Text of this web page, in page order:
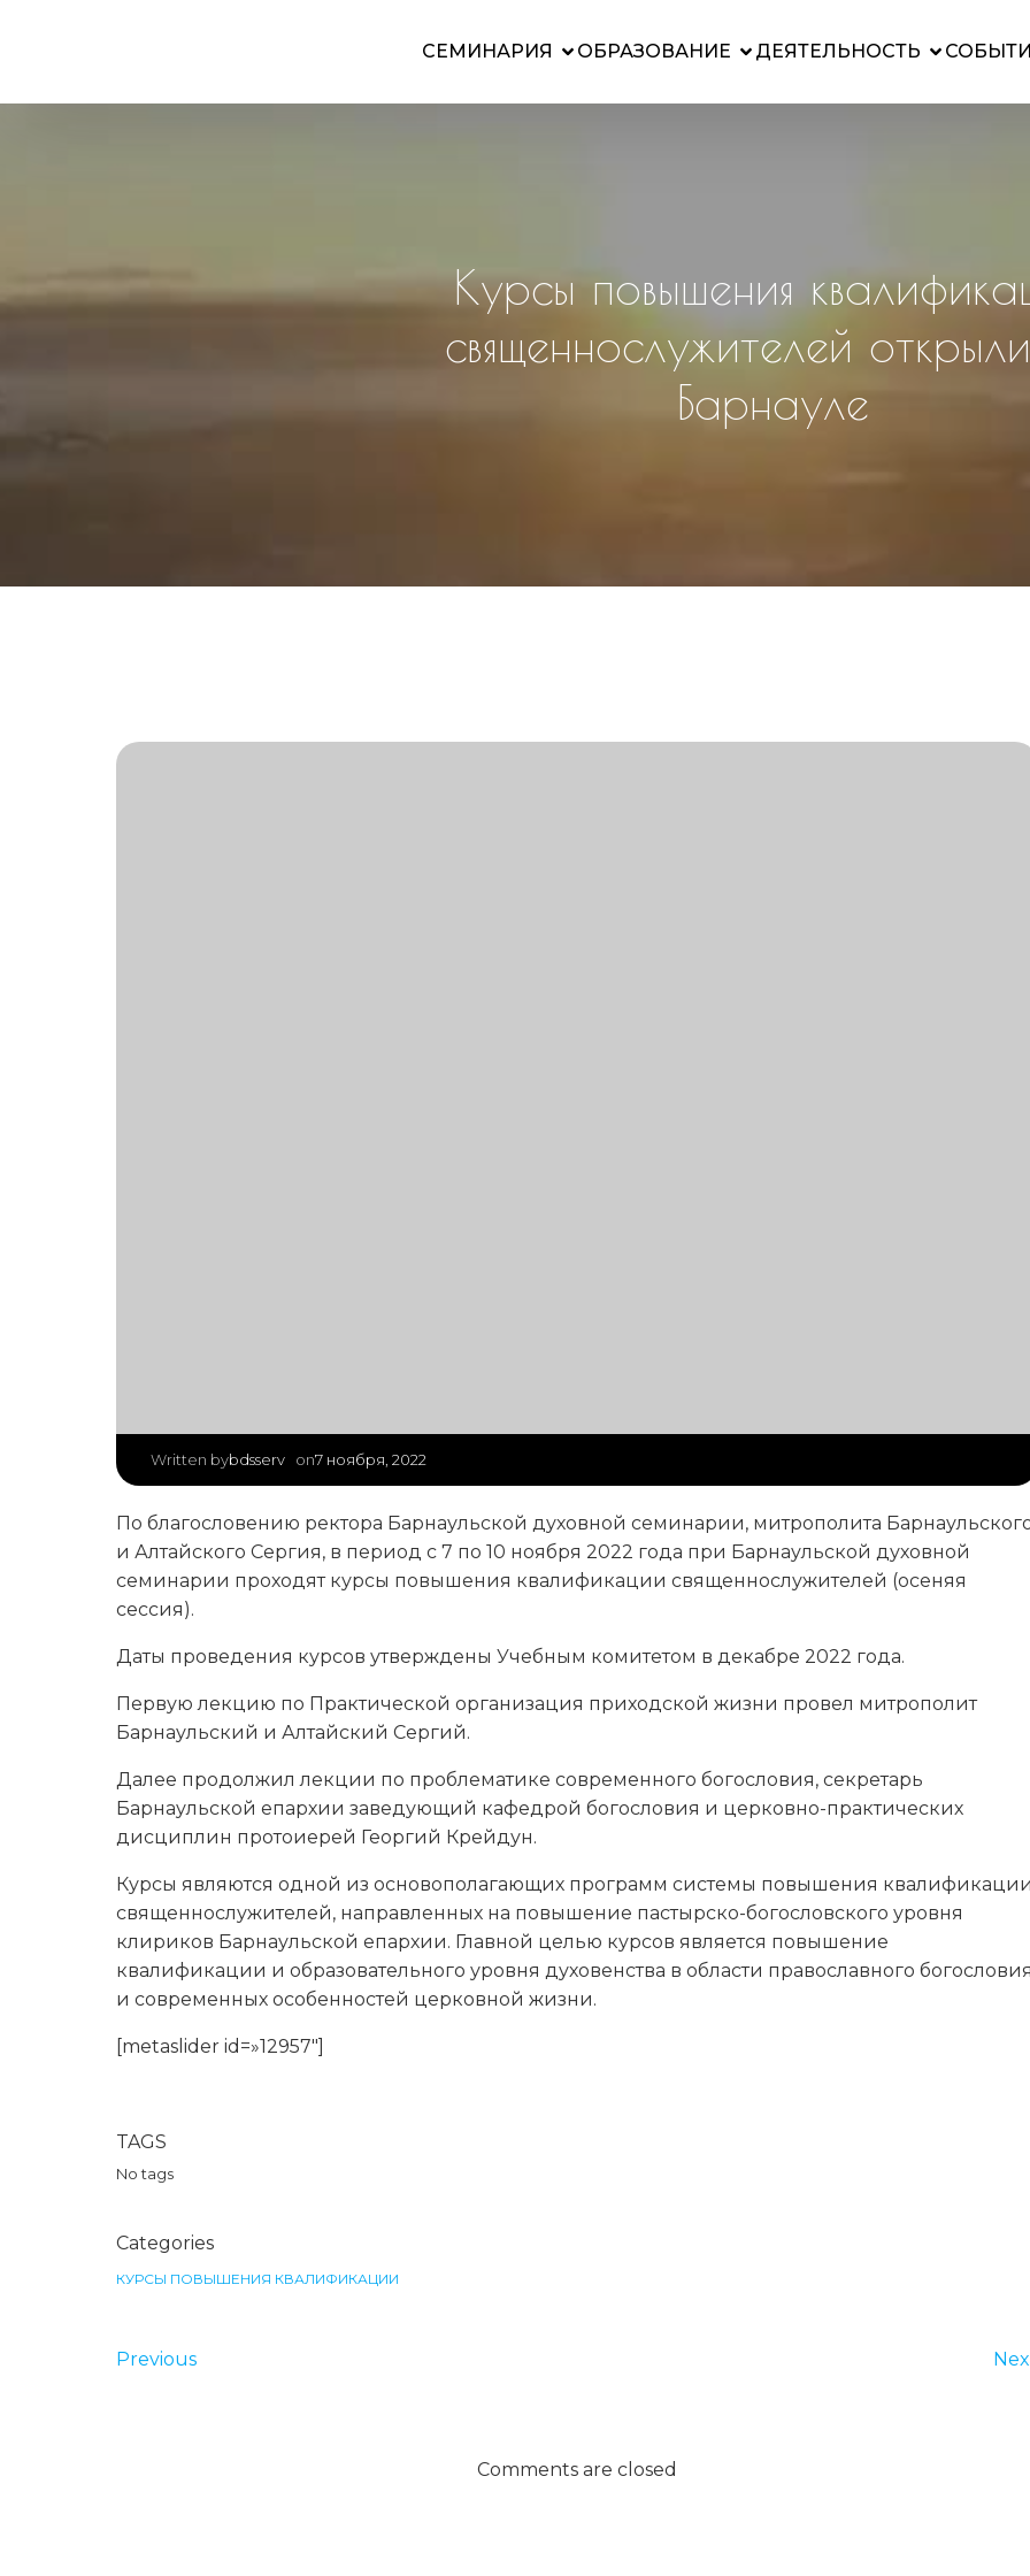
СЕМИНАРИЯ ОБРАЗОВАНИЕ ДЕЯТЕЛЬНОСТЬ
Курсы повышения
священнослужителей
Барнауле
Written bybdsserv on7 ноября, 2022
По благословению ректора Барнаульской духовной семинарии, митрополита
и Алтайского Сергия, в период с 7 по 10 ноября 2022 года при Барнаульской духовной
семинарии проходят курсы повышения квалификации священнослужителей (осеняя
сессия).
Даты проведения курсов утверждены Учебным комитетом в декабре 2022 года.
Первую лекцию по Практической организация приходской жизни провел митрополит
Барнаульский и Алтайский Сергий.
Далее продолжил лекции по проблематике современного богословия, секретарь
Барнаульской епархии заведующий кафедрой богословия и церковно-практических
дисциплин протоиерей Георгий Крейдун.
Курсы являются одной из основополагающих программ системы повышения
священнослужителей, направленных на повышение пастырско-богословского уровня
клириков Барнаульской епархии. Главной целью курсов является повышение
квалификации и образовательного уровня духовенства в области православного
и современных особенностей церковной жизни.
[metaslider id=»12957″]
TAGS
No tags
Categories
КУРСЫ ПОВЫШЕНИЯ КВАЛИФИКАЦИИ
Previous
Comments are closed